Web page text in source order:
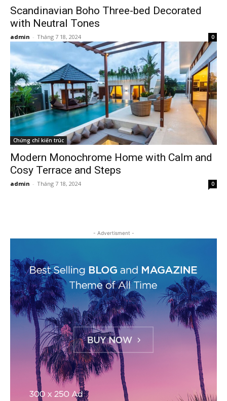
Scandinavian Boho Three-bed Decorated
with Neutral Tones
admin - Tháng 7 18, 2024 0
Chứng chỉ kiến trúc
Modern Monochrome Home with Calm and
Cosy Terrace and Steps
admin - Tháng 7 18, 2024 0
- Advertisment -